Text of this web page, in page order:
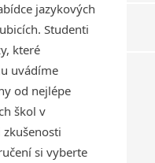
jazykových
Studenti
které
uvádíme
od nejlépe
škol v
zkušenosti
si vyberte